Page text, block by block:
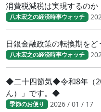
消費税減税は実現するのか
八木宏之の経済時事ウォッチ
日銀金融政策の転換期をど
八木宏之の経済時事ウォッチ
◆二十四節気◆令和8年（
ん）」です。◆
季節のお便り 2026 / 01 / 17